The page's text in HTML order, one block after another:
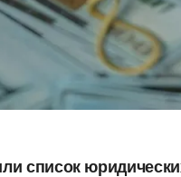
список